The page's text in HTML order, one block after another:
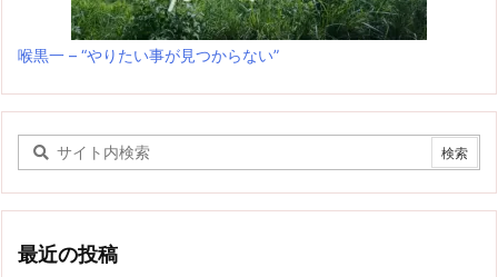
喉黒一 – “やりたい事が見つからない”
最近の投稿